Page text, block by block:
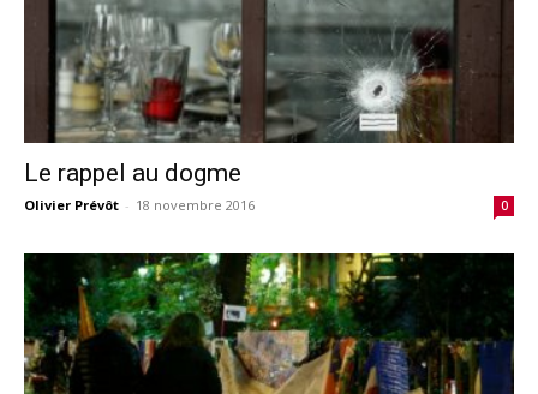
Le rappel au dogme
Olivier Prévôt - 18 novembre 2016 0